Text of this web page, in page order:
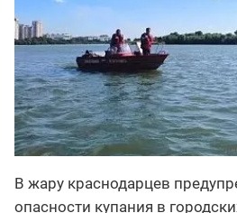
В жару краснодарцев
опасности купания в